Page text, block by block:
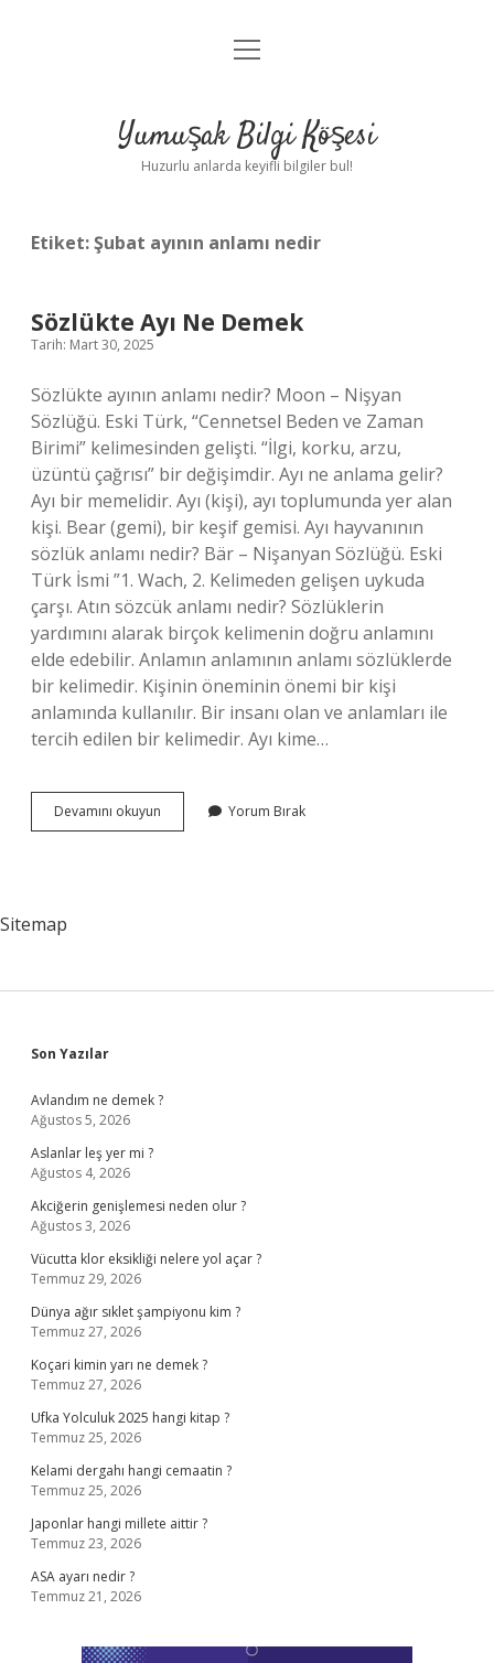
Anasayfa
Yasal Uyarı
menüyü
Yumuşak Bilgi Köşesi
Huzurlu anlarda keyifli bilgiler bul!
Etiket:Şubat ayının anlamı nedir
Sözlükte Ayı Ne Demek
Tarih: Mart 30, 2025
Sözlükte ayının anlamı nedir? Moon – Nişyan
Sözlüğü. Eski Türk, “Cennetsel Beden ve Zaman
Birimi” kelimesinden gelişti. “İlgi, korku, arzu,
üzüntü çağrısı” bir değişimdir. Ayı ne anlama gelir?
Ayı bir memelidir. Ayı (kişi), ayı toplumunda yer alan
kişi. Bear (gemi), bir keşif gemisi. Ayı hayvanının
sözlük anlamı nedir? Bär – Nişanyan Sözlüğü. Eski
Türk İsmi ”1. Wach, 2. Kelimeden gelişen uykuda
çarşı. Atın sözcük anlamı nedir? Sözlüklerin
yardımını alarak birçok kelimenin doğru anlamını
elde edebilir. Anlamın anlamının anlamı sözlüklerde
bir kelimedir. Kişinin öneminin önemi bir kişi
anlamında kullanılır. Bir insanı olan ve anlamları ile
tercih edilen bir kelimedir. Ayı kime…
Devamını okuyun Sözlükte
Ayı
Yorum Bırak
Sitemap
Sidebar
Son Yazılar
Avlandım ne demek ?
Ağustos 5, 2026
Aslanlar leş yer mi ?
Ağustos 4, 2026
Akciğerin genişlemesi neden olur ?
Ağustos 3, 2026
Vücutta klor eksikliği nelere yol açar ?
Temmuz 29, 2026
Dünya ağır sıklet şampiyonu kim ?
Temmuz 27, 2026
Koçari kimin yarı ne demek ?
Temmuz 27, 2026
Ufka Yolculuk 2025 hangi kitap ?
Temmuz 25, 2026
Kelami dergahı hangi cemaatin ?
Temmuz 25, 2026
Japonlar hangi millete aittir ?
Temmuz 23, 2026
ASA ayarı nedir ?
Temmuz 21, 2026